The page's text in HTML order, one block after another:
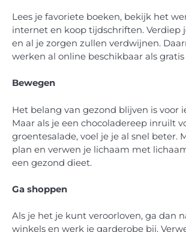
Lees je favoriete boeken, bekijk het
internet en koop tijdschriften. Verdiep
en al je zorgen zullen verdwijnen.
werken al online beschikbaar als
Bewegen
Het belang van gezond blijven is voor
Maar als je een chocoladereep inruilt
groentesalade, voel je je al snel beter.
plan en verwen je lichaam met
een gezond dieet.
Ga shoppen
Als je het je kunt veroorloven, ga dan
winkels en werk je garderobe bij.